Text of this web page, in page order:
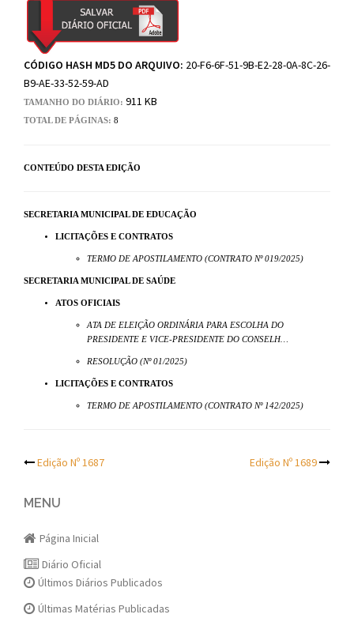
CÓDIGO HASH MD5 DO ARQUIVO: 20-F6-6F-51-9B-E2-28-0A-8C-26-
B9-AE-33-52-59-AD
TAMANHO DO DIÁRIO: 911 KB
TOTAL DE PÁGINAS: 8
CONTEÚDO DESTA EDIÇÃO
SECRETARIA MUNICIPAL DE EDUCAÇÃO
LICITAÇÕES E CONTRATOS
TERMO DE APOSTILAMENTO (CONTRATO Nº 019/2025)
SECRETARIA MUNICIPAL DE SAÚDE
ATOS OFICIAIS
ATA DE ELEIÇÃO ORDINÁRIA PARA ESCOLHA DO
PRESIDENTE E VICE-PRESIDENTE DO CONSELH…
RESOLUÇÃO (Nº 01/2025)
LICITAÇÕES E CONTRATOS
TERMO DE APOSTILAMENTO (CONTRATO Nº 142/2025)
Post
navigation
Edição Nº 1687 Edição Nº 1689
MENU
Página Inicial
Diário Oficial
Últimos Diários Publicados
Últimas Matérias Publicadas